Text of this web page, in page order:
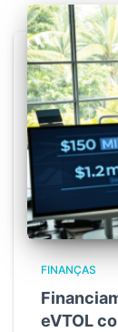
FINANÇAS
eVTOL